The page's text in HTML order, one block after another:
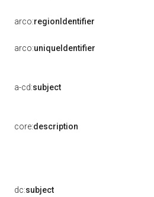
arco:regionIdentifier
arco:uniqueIdentifier
a-cd:subject
core:description
dc:subject